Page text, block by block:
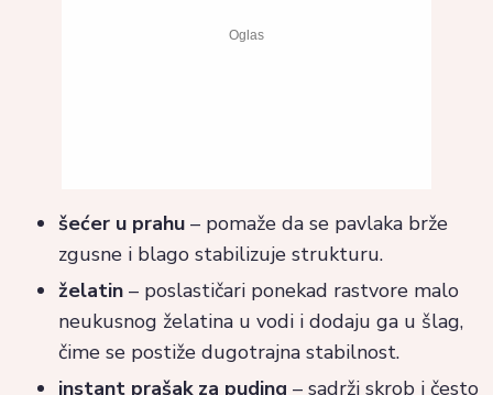
šećer u prahu – pomaže da se pavlaka brže
zgusne i blago stabilizuje strukturu.
želatin – poslastičari ponekad rastvore malo
neukusnog želatina u vodi i dodaju ga u šlag,
čime se postiže dugotrajna stabilnost.
instant prašak za puding – sadrži skrob i često